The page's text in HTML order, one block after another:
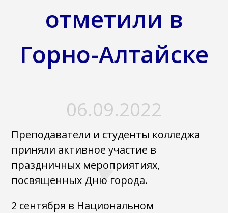
отметили в
Горно-Алтайске
06.09.2022
Преподаватели и студенты колледжа
приняли активное участие в
праздничных мероприятиях,
посвященных Дню города.
2 сентября в Национальном